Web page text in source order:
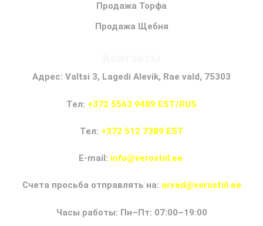
Продажа Торфа
Продажа Щебня
Адрес: Valtsi 3, Lagedi Alevik, Rae vald, 75303
Тел: +372 5563 9489 EST/RUS
Тел: +372 512 7389 EST
E-mail: info@verostiil.ee
Счета просьба отправлять на: arved@verostiil.ee
Часы работы: Пн–Пт: 07:00–19:00